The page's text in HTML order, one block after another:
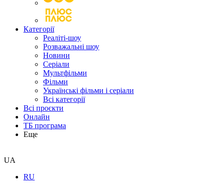
Категорії
Реаліті-шоу
Розважальні шоу
Новини
Серіали
Мультфільми
Фільми
Українські фільми і серіали
Всі категорії
Всі проєкти
Онлайн
ТБ програма
Еще
UA
RU